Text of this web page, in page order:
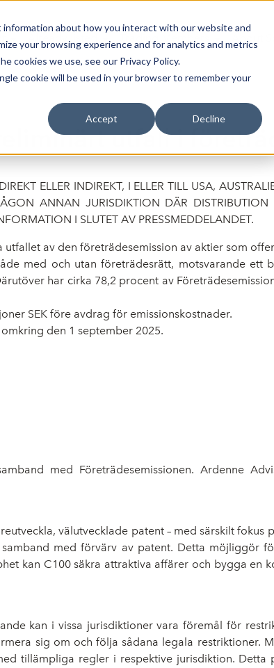
about how you interact with our website and
your browsing experience and for analytics and metrics
cookies we use, see our Privacy Policy.
cookie will be used in your browser to remember your
Accept Decline
About
utfall i
ELLER INDIREKT, I ELLER TILL USA,
ANNAN JURISDIKTION DÄR
I SLUTET AV PRESSMEDDELANDET.
av den företrädesemission av aktier som
med och utan företrädesrätt, motsvarande ett
har cirka 78,2 procent av
SEK före avdrag för emissionskostnader.
den 1 september 2025.
med Företrädesemissionen. Ardenne
välutvecklade patent – med särskilt
med förvärv av patent. Detta möjliggör
kan C100 säkra attraktiva affärer och bygga en
kan i vissa jurisdiktioner vara föremål för
sig om och följa sådana legala restriktioner.
tillämpliga regler i respektive jurisdiktion.